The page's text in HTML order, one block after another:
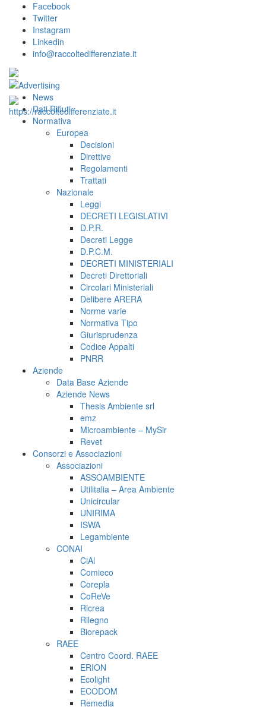
Facebook
Twitter
Instagram
Linkedin
info@raccoltedifferenziate.it
News
Dati Rifiuti
Normativa
Europea
Decisioni
Direttive
Regolamenti
Trattati
Nazionale
Leggi
DECRETI LEGISLATIVI
D.P.R.
Decreti Legge
D.P.C.M.
DECRETI MINISTERIALI
Decreti Direttoriali
Circolari Ministeriali
Delibere ARERA
Norme varie
Normativa Tipo
Giurisprudenza
Codice Appalti
PNRR
Aziende
Data Base Aziende
Aziende News
Thesis Ambiente srl
emz
Microambiente – MySir
Revet
Consorzi e Associazioni
Associazioni
ASSOAMBIENTE
Utilitalia – Area Ambiente
Unicircular
UNIRIMA
ISWA
Legambiente
CONAI
CiAl
Comieco
Corepla
CoReVe
Ricrea
Rilegno
Biorepack
RAEE
Centro Coord. RAEE
ERION
Ecolight
ECODOM
Remedia